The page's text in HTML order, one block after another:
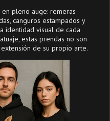
en pleno auge: remeras
canguros estampados y
identidad visual de cada
estas prendas no son
de su propio arte.